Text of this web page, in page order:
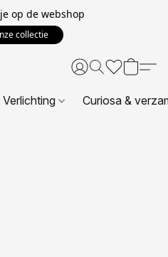
op de webshop
collectie
Verlichting Curiosa &